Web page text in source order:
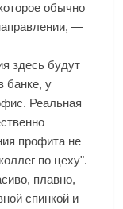
обычно
—
здесь будут
банке, у
Реальная
профита не
по цеху".
плавно,
спинкой и